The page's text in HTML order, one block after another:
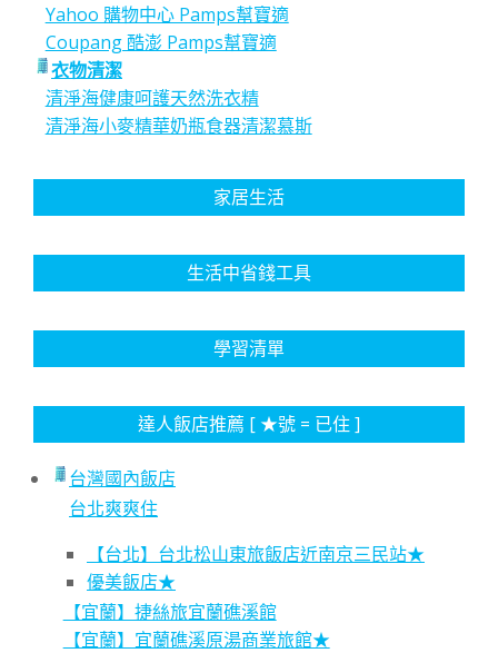
Yahoo 購物中心 Pamps幫寶適
Coupang 酷澎 Pamps幫寶適
衣物清潔
清淨海健康呵護天然洗衣精
清淨海小麥精華奶瓶食器清潔慕斯
家居生活
生活中省錢工具
學習清單
達人飯店推薦 [ ★號 = 已住 ]
台灣國內飯店
台北爽爽住
【台北】台北松山東旅飯店近南京三民站★
優美飯店★
【宜蘭】捷絲旅宜蘭礁溪館
【宜蘭】宜蘭礁溪原湯商業旅館★